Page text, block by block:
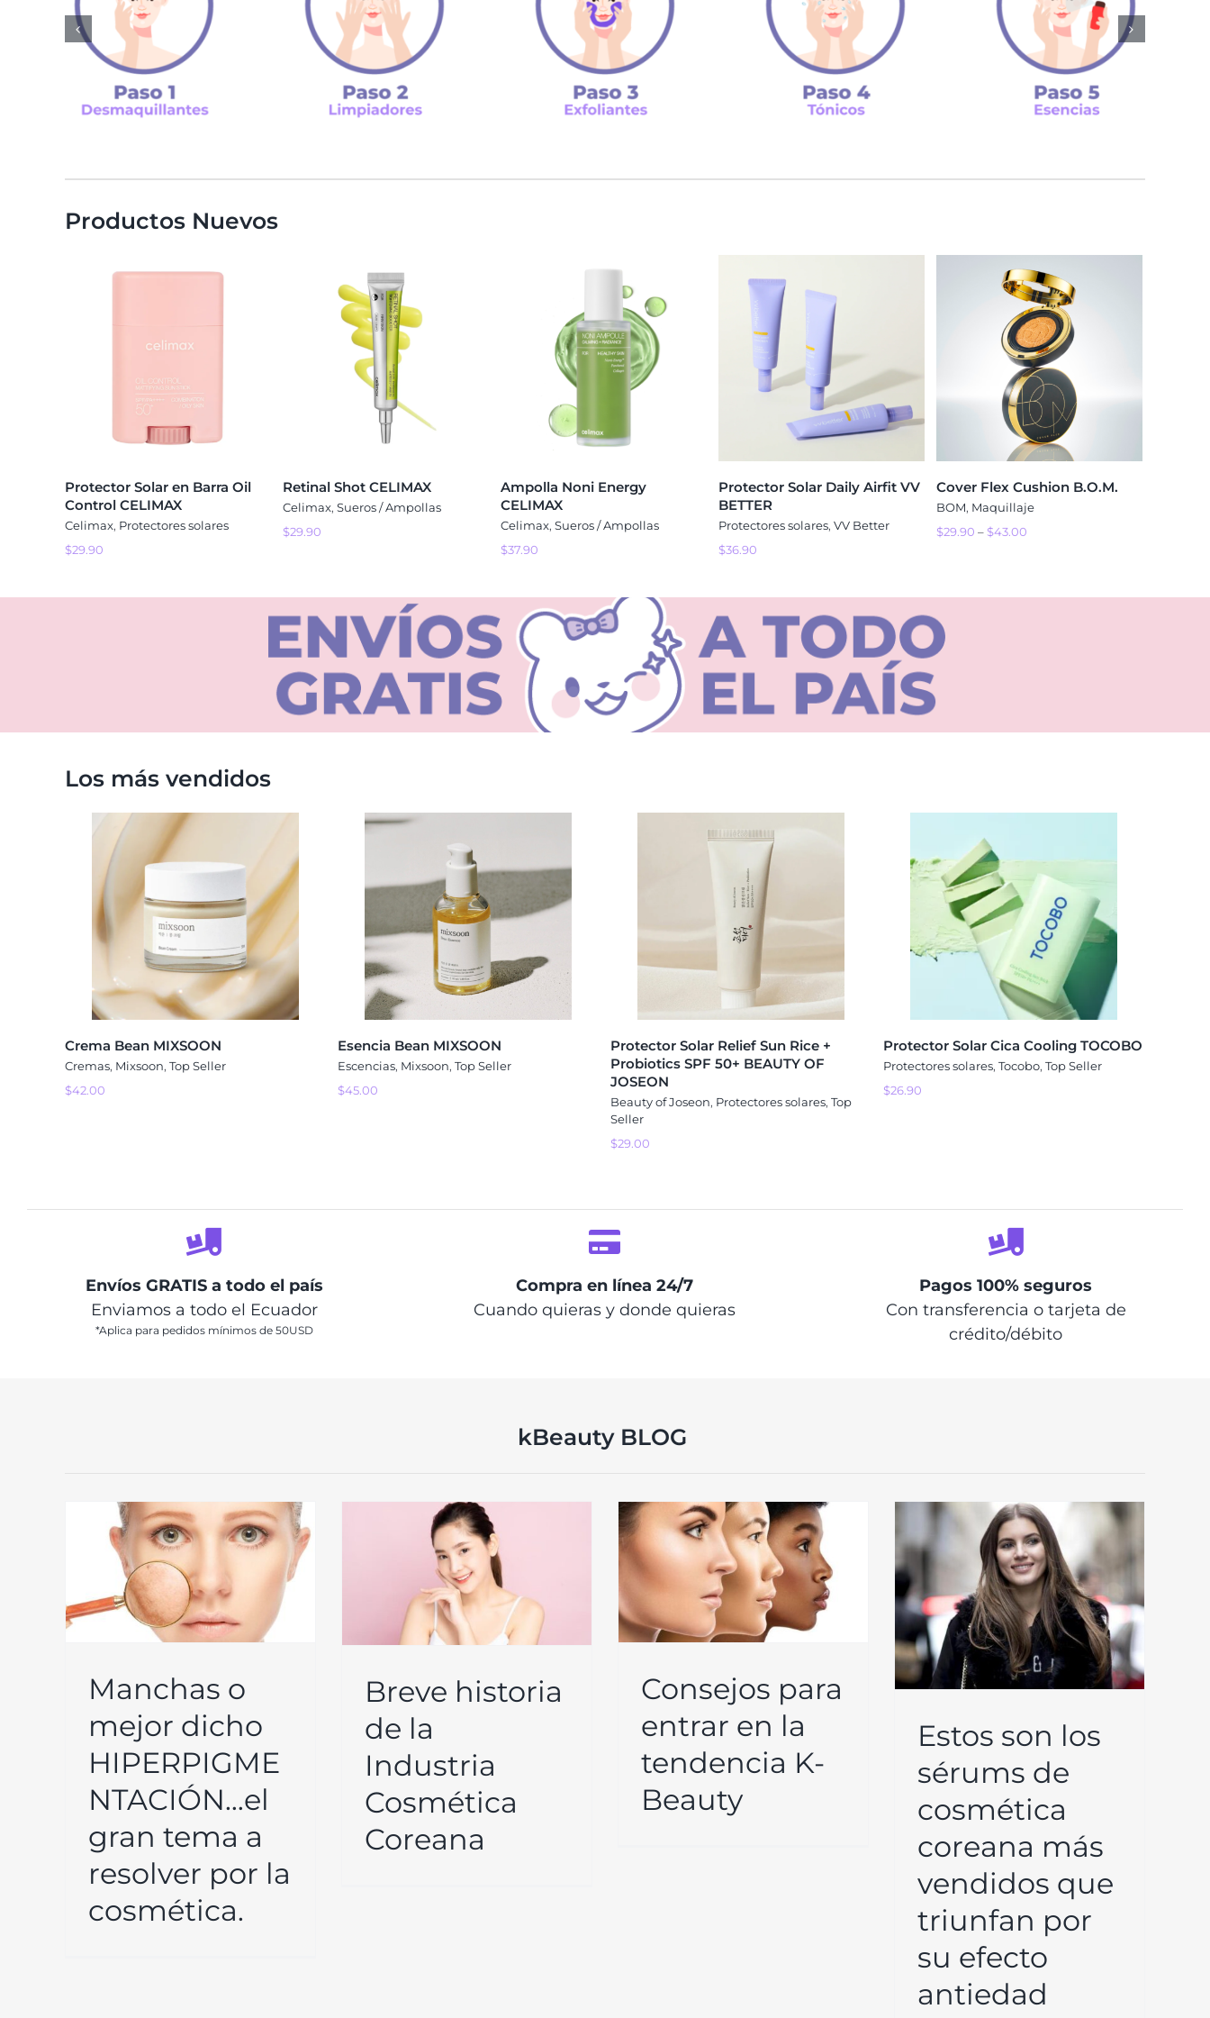
Productos Nuevos
Protector Solar en Barra Oil
Control CELIMAX
Celimax, Protectores solares
$29.90
Retinal Shot CELIMAX
Celimax, Sueros / Ampollas
$29.90
Ampolla Noni Energy
CELIMAX
Celimax, Sueros / Ampollas
$37.90
Protector Solar Daily Airfit VV
BETTER
Protectores solares, VV Better
$36.90
Cover Flex Cushion B.O.M.
BOM, Maquillaje
$29.90 – $43.00
Los más vendidos
Crema Bean MIXSOON
Cremas, Mixsoon, Top Seller
$42.00
Esencia Bean MIXSOON
Escencias, Mixsoon, Top Seller
$45.00
Protector Solar Relief Sun Rice +
Probiotics SPF 50+ BEAUTY OF
JOSEON
Beauty of Joseon, Protectores solares, Top
Seller
$29.00
Protector Solar Cica Cooling TOCOBO
Protectores solares, Tocobo, Top Seller
$26.90
Envíos GRATIS a todo el país
Enviamos a todo el Ecuador
*Aplica para pedidos mínimos de 50USD
Compra en línea 24/7
Cuando quieras y donde quieras
Pagos 100% seguros
Con transferencia o tarjeta de
crédito/débito
kBeauty BLOG
Manchas o
mejor dicho
HIPERPIGME
NTACIÓN…el
gran tema a
resolver por la
cosmética.
Breve historia de la Industria
Cosmética Coreana
Uncategorized
Breve historia
de la
Industria
Cosmética
Coreana
Consejos para entrar en la
tendencia K-Beauty
Cosmética coreana
Consejos para
entrar en la
tendencia K-
Beauty
Estos son los sérums de
cosmética coreana más
vendidos que triunfan por su
efecto antiedad
Estos son los
sérums de
cosmética
coreana más
vendidos que
triunfan por
su efecto
antiedad